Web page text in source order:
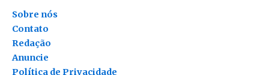
Contato
Redação
Anuncie
Política de Privacidade
Sobre nós